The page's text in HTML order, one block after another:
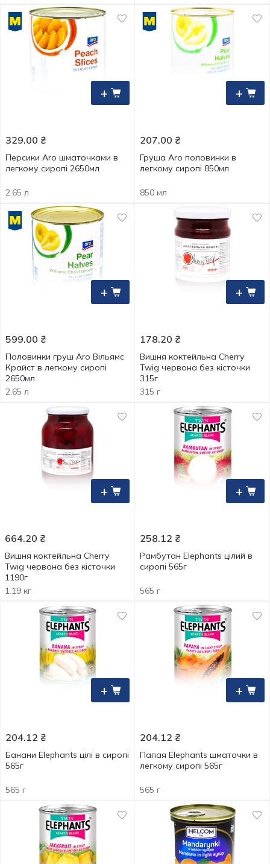
+
329.00 ₴
Персики Aro шматочками в
легкому сиропі 2650мл
2.65 л
+
207.00 ₴
Груша Aro половинки в
легкому сиропі 850мл
850 мл
+
599.00 ₴
Половинки груш Aro Вільямс
Крайст в легкому сиропі
2650мл
2.65 л
+
178.20 ₴
Вишня коктейльна Cherry
Twig червона без кісточки
315г
315 г
+
664.20 ₴
Вишня коктейльна Cherry
Twig червона без кісточки
1190г
1.19 кг
+
258.12 ₴
Рамбутан Elephants цілий в
сиропі 565г
565 г
+
204.12 ₴
Банани Elephants цілі в сиропі
565г
565 г
+
204.12 ₴
Папая Elephants шматочки в
легкому сиропі 565г
565 г